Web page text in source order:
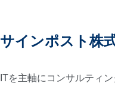
サインポスト株
ITを主軸にコンサルティ